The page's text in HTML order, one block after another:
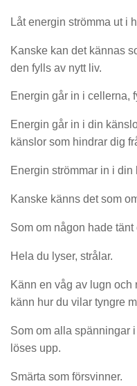
Låt energin strömma ut i
Kanske kan det kännas
den fylls av nytt liv.
Energin går in i cellerna,
Energin går in i din
känslor som hindrar dig
Energin strömmar in i
Kanske känns det som
Som om någon hade
Hela du lyser, strålar.
Känn en våg av lugn och
känn hur du vilar tyngre
Som om alla spänningar
löses upp.
Smärta som försvinner.